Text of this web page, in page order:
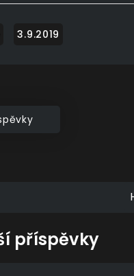
příspěvky